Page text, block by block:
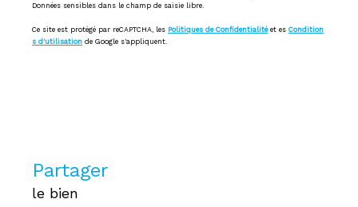
Données sensibles dans le champ de saisie libre.
Ce site est protégé par reCAPTCHA, les Politiques de Confidentialitéet es Condition
s d'utilisation de Google s'appliquent.
partager
le bien